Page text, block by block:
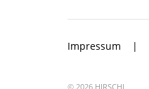
Impressum
© 2026 HIRSCHI